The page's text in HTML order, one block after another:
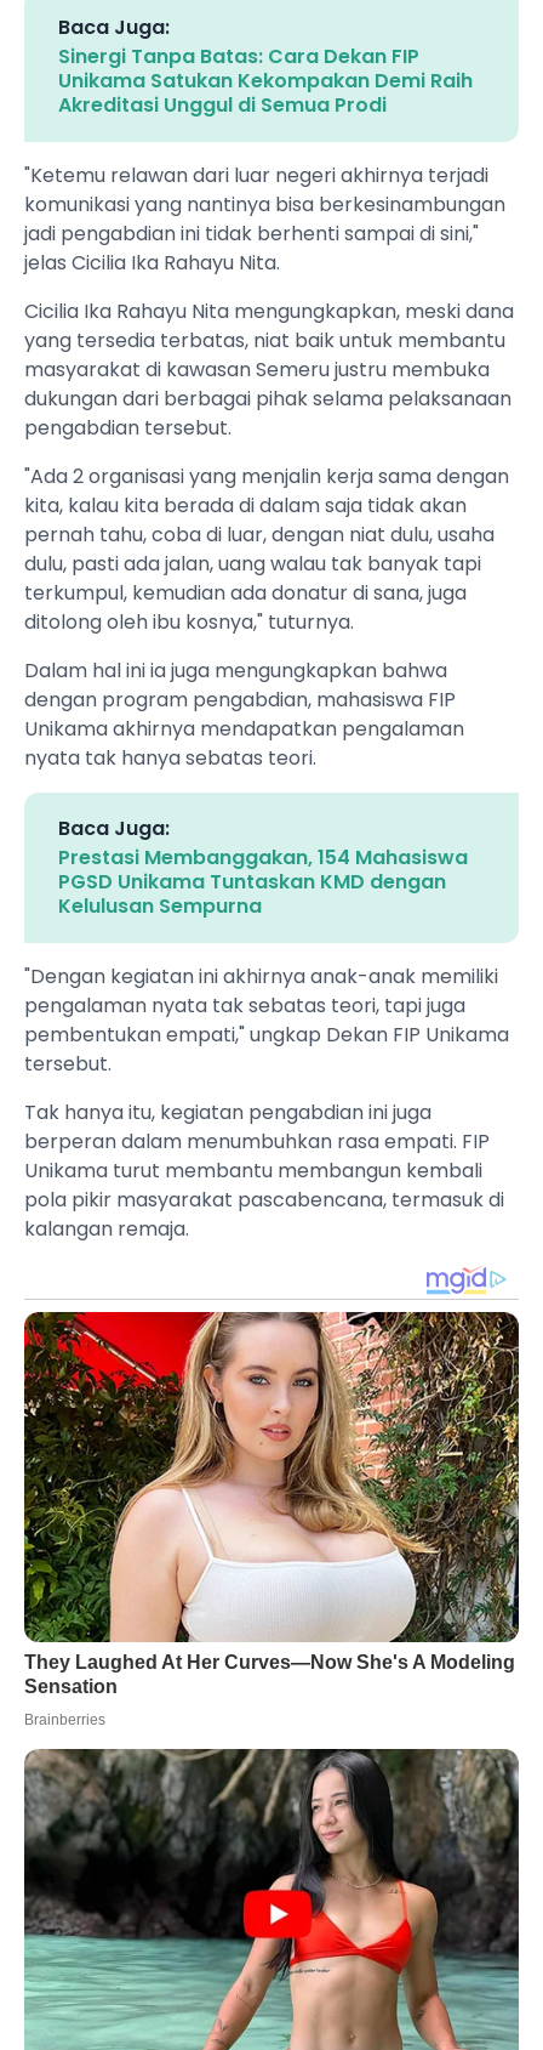
Baca Juga:
Sinergi Tanpa Batas: Cara Dekan FIP
Unikama Satukan Kekompakan Demi Raih
Akreditasi Unggul di Semua Prodi
"Ketemu relawan dari luar negeri akhirnya terjadi
komunikasi yang nantinya bisa berkesinambungan
jadi pengabdian ini tidak berhenti sampai di sini,"
jelas Cicilia Ika Rahayu Nita.
Cicilia Ika Rahayu Nita mengungkapkan, meski dana
yang tersedia terbatas, niat baik untuk membantu
masyarakat di kawasan Semeru justru membuka
dukungan dari berbagai pihak selama pelaksanaan
pengabdian tersebut.
"Ada 2 organisasi yang menjalin kerja sama dengan
kita, kalau kita berada di dalam saja tidak akan
pernah tahu, coba di luar, dengan niat dulu, usaha
dulu, pasti ada jalan, uang walau tak banyak tapi
terkumpul, kemudian ada donatur di sana, juga
ditolong oleh ibu kosnya," tuturnya.
Dalam hal ini ia juga mengungkapkan bahwa
dengan program pengabdian, mahasiswa FIP
Unikama akhirnya mendapatkan pengalaman
nyata tak hanya sebatas teori.
Baca Juga:
Prestasi Membanggakan, 154 Mahasiswa
PGSD Unikama Tuntaskan KMD dengan
Kelulusan Sempurna
"Dengan kegiatan ini akhirnya anak-anak memiliki
pengalaman nyata tak sebatas teori, tapi juga
pembentukan empati," ungkap Dekan FIP Unikama
tersebut.
Tak hanya itu, kegiatan pengabdian ini juga
berperan dalam menumbuhkan rasa empati. FIP
Unikama turut membantu membangun kembali
pola pikir masyarakat pascabencana, termasuk di
kalangan remaja.